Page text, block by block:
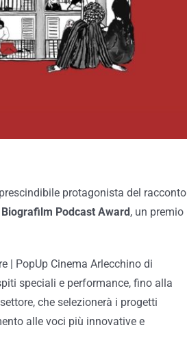
protagonista del racconto
Biografilm Podcast Award , un premio
| PopUp Cinema Arlecchino di
speciali e performance, fino alla
che selezionerà i progetti
alle voci più innovative e